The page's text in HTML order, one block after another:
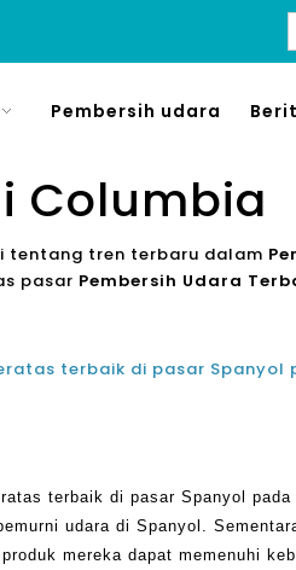
Pembersih udara
Columbia
tentang tren terbaru dalam
pasar Pembersih Udara
terbaik di pasar Spanyol pada
udara di Spanyol.
mereka dapat memenuhi